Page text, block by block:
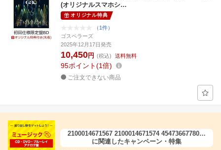
(オリジナルスマホシ…
オリジナル特典
（1件）
ゴスペラーズ
2025年12月17日発売
10,450円 (税込) 送料無料
95ポイント 1倍
ご注文できない商品
2100014671567 2100014671574 4547366778083
4547366778090
に関連したキャンペーン・特集